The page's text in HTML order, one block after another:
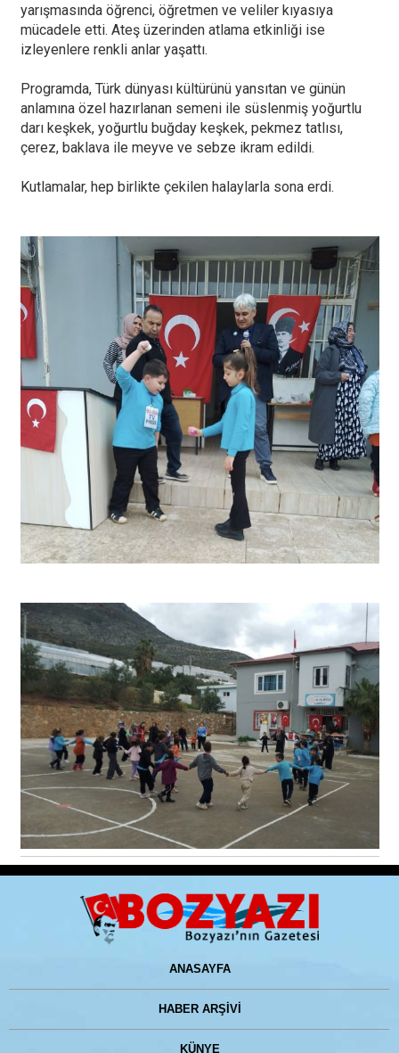
yarışmasında öğrenci, öğretmen ve veliler kıyasıya
mücadele etti. Ateş üzerinden atlama etkinliği ise
izleyenlere renkli anlar yaşattı.
Programda, Türk dünyası kültürünü yansıtan ve günün
anlamına özel hazırlanan semeni ile süslenmiş yoğurtlu
darı keşkek, yoğurtlu buğday keşkek, pekmez tatlısı,
çerez, baklava ile meyve ve sebze ikram edildi.
Kutlamalar, hep birlikte çekilen halaylarla sona erdi.
ANASAYFA
HABER ARŞİVİ
KÜNYE